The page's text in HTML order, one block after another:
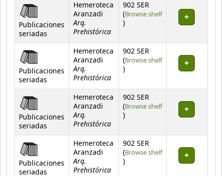
Publicaciones
seriadas
Hemeroteca
Aranzadi
Arq.
Prehistórica
902 SER
(Browse shelf
(Opens below)
)
Publicaciones
seriadas
Hemeroteca
Aranzadi
Arq.
Prehistórica
902 SER
(Browse shelf
(Opens below)
)
Publicaciones
seriadas
Hemeroteca
Aranzadi
Arq.
Prehistórica
902 SER
(Browse shelf
(Opens below)
)
Publicaciones
seriadas
Hemeroteca
Aranzadi
Arq.
Prehistórica
902 SER
(Browse shelf
(Opens below)
)